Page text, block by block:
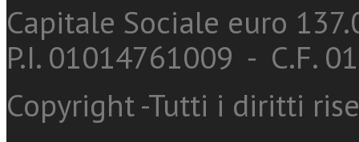
Capitale Sociale euro
P.I. 01014761009 - C.F.
Copyright -Tutti i diritti